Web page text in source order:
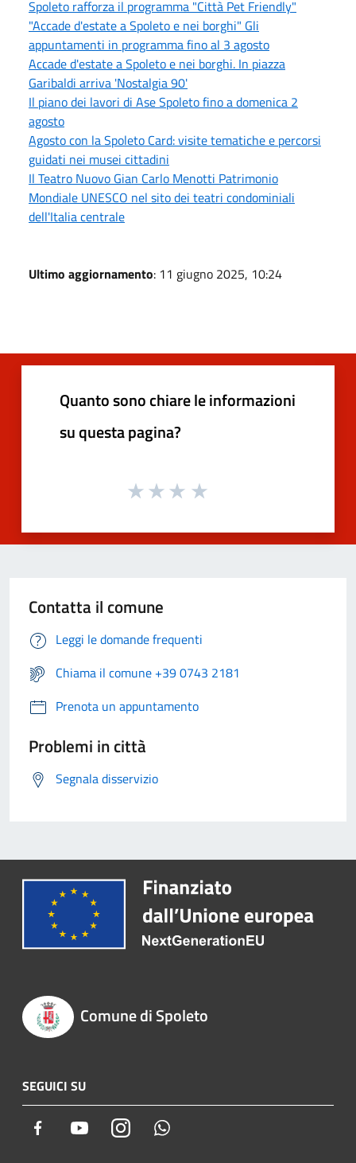
Spoleto rafforza il programma "Città Pet Friendly"
"Accade d'estate a Spoleto e nei borghi" Gli
appuntamenti in programma fino al 3 agosto
Accade d'estate a Spoleto e nei borghi. In piazza
Garibaldi arriva 'Nostalgia 90'
Il piano dei lavori di Ase Spoleto fino a domenica 2
agosto
Agosto con la Spoleto Card: visite tematiche e percorsi
guidati nei musei cittadini
Il Teatro Nuovo Gian Carlo Menotti Patrimonio
Mondiale UNESCO nel sito dei teatri condominiali
dell'Italia centrale
Ultimo aggiornamento: 11 giugno 2025, 10:24
Quanto sono chiare le informazioni
su questa pagina?
Contatta il comune
Leggi le domande frequenti
Chiama il comune +39 0743 2181
Prenota un appuntamento
Problemi in città
Segnala disservizio
Comune di Spoleto
SEGUICI SU
Facebook YoutubeInstagram